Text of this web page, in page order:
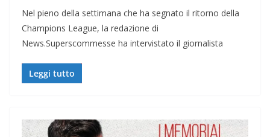
Nel pieno della settimana che ha segnato il ritorno della
Champions League, la redazione di
News.Superscommesse ha intervistato il giornalista
Leggi tutto